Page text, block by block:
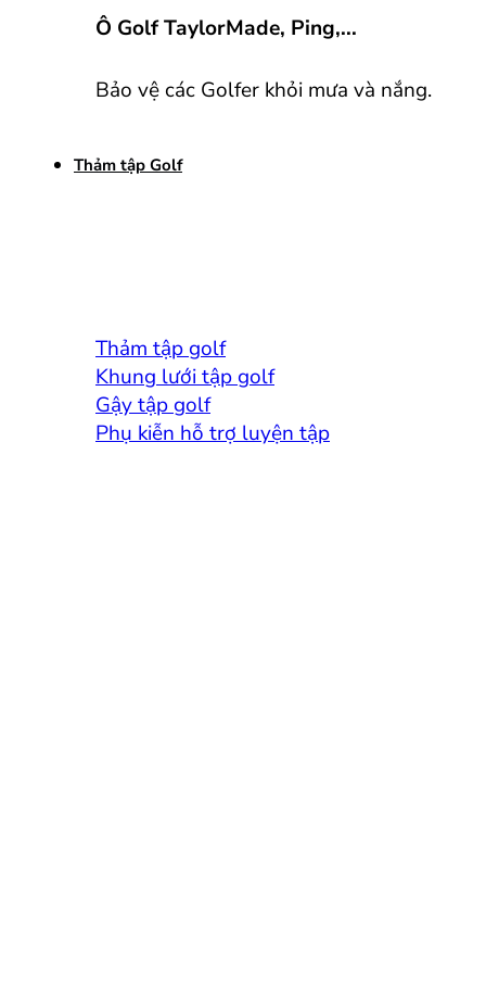
Ô Golf TaylorMade, Ping,...
Bảo vệ các Golfer khỏi mưa và nắng.
Thảm tập Golf
Thảm tập golf
Khung lưới tập golf
Gậy tập golf
Phụ kiễn hỗ trợ luyện tập